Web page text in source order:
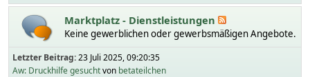
Marktplatz - Dienstleistungen
Keine gewerblichen oder gewerbsmäßigen Angebote.
Letzter Beitrag:23 Juli 2025, 09:20:35
Aw: Druckhilfe gesuchtvon betateilchen